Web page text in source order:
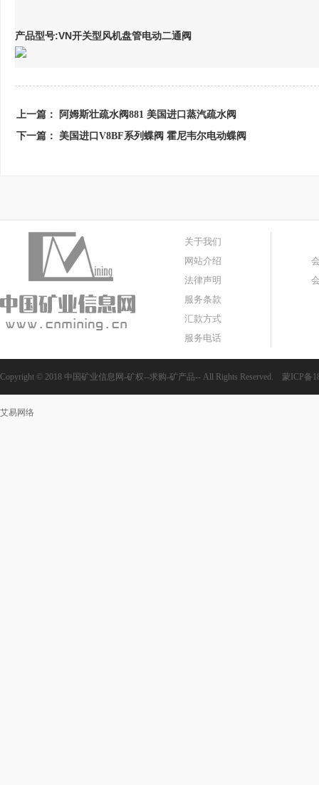
产品型号:VN开关型风机盘管电动二通阀
上一篇：
阿姆斯壮疏水阀881 美国进口蒸汽疏水阀
下一篇： 美国进口V8BF系列蝶阀 霍尼韦尔电动蝶阀
关于我们
网站介绍
法律声明
服务条款
汇款方式
服务电话
Copyright © 2018 中国矿业信息网-矿权--求购-矿产品-- All Rights Reserved. 蒙ICP备
艾易网络